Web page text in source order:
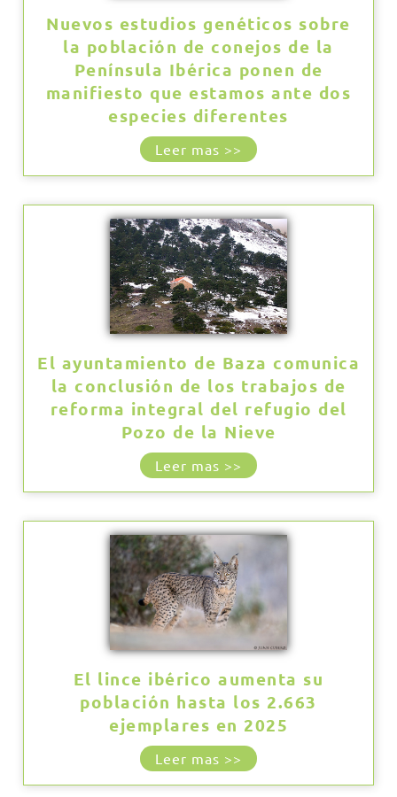
Nuevos estudios genéticos sobre
la población de conejos de la
Península Ibérica ponen de
manifiesto que estamos ante dos
especies diferentes
Leer mas >>
El ayuntamiento de Baza comunica
la conclusión de los trabajos de
reforma integral del refugio del
Pozo de la Nieve
Leer mas >>
El lince ibérico aumenta su
población hasta los 2.663
ejemplares en 2025
Leer mas >>